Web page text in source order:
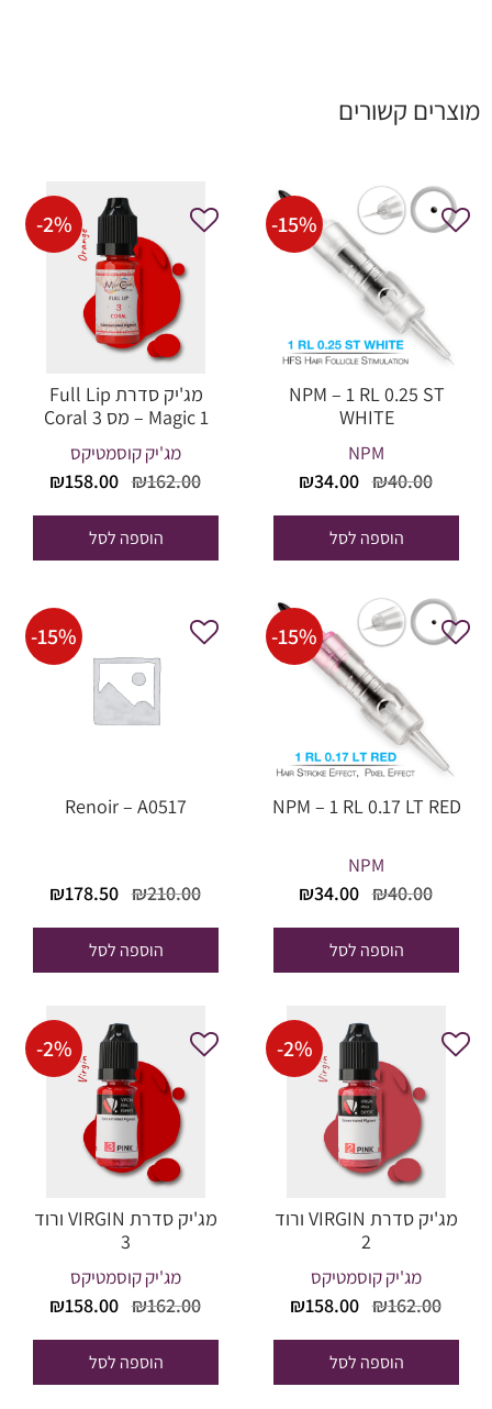
מוצרים קשורים
-15%
NPM – 1 RL 0.25 ST
WHITE
NPM
₪40.00
המחיר
היה:
₪40.00.
₪34.00
הוא:
הוספה לסל
-2%
מג'יק סדרת Full Lip
Magic 1 – מס 3 Coral
מג'יק קוסמטיקס
₪162.00
המחיר
היה:
₪162.00.
₪158.00
הוספה לסל
-15%
NPM – 1 RL 0.17 LT RED
NPM
₪40.00
המחיר
היה:
₪40.00.
₪34.00
הוא:
הוספה לסל
-15%
Renoir – A0517
₪210.00
המחיר
היה:
₪210.00.
₪178.50
הוספה לסל
-2%
מג'יק סדרת VIRGIN ורוד
2
מג'יק קוסמטיקס
₪162.00
המחיר
היה:
₪162.00.
₪158.00
הוספה לסל
-2%
מג'יק סדרת VIRGIN ורוד
3
מג'יק קוסמטיקס
₪162.00
המחיר
היה:
₪162.00.
₪158.00
הוספה לסל